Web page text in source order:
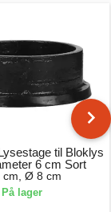
til Bloklys
6 cm Sort
cm, Ø 8 cm
På lager